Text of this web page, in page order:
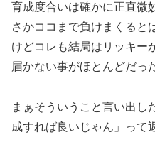
育成度合いは確かに正直微
さかココまで負けまくると
けどコレも結局はリッキー
届かない事がほとんどだっ
まぁそういうこと言い出し
成すれば良いじゃん」って